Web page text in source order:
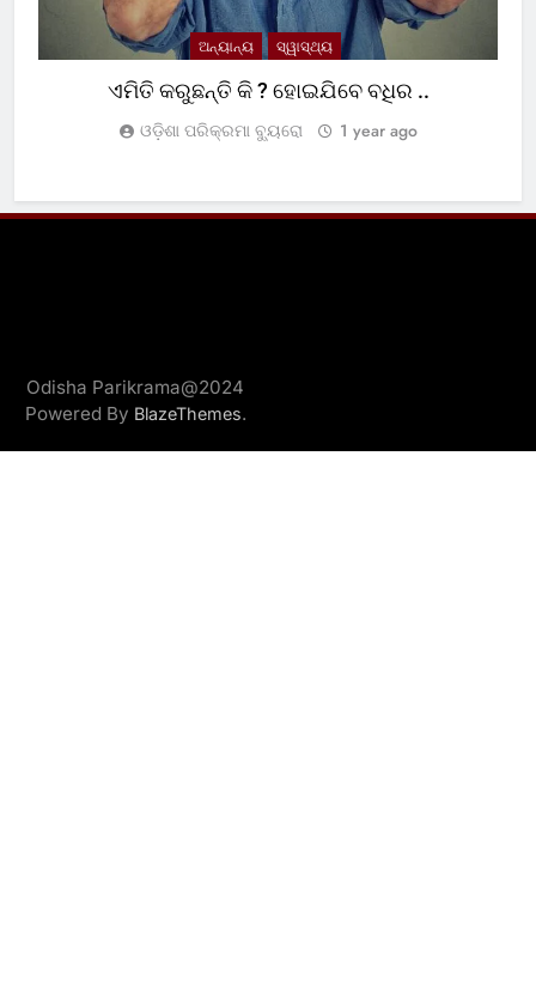
ଅନ୍ୟାନ୍ୟ ସ୍ୱାସ୍ଥ୍ୟ
ଏମିତି କରୁଛନ୍ତି କି ? ହୋଇଯିବେ ବଧିର ..
ଓଡ଼ିଶା ପରିକ୍ରମା ବ୍ୟୁରୋ 1 year ago
Odisha Parikrama@2024
Powered By BlazeThemes.